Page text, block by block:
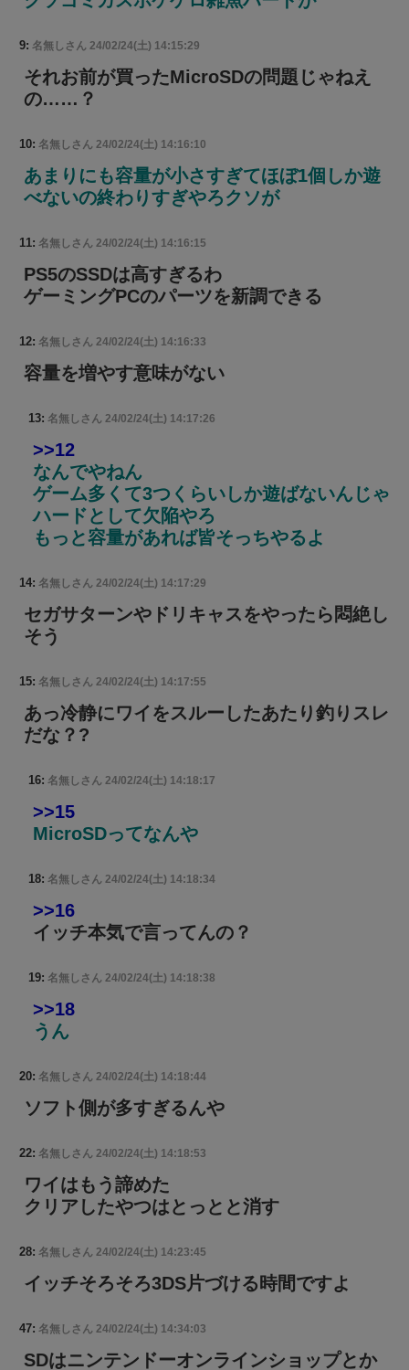
9: 名無しさん 24/02/24(土) 14:15:29
それお前が買ったMicroSDの問題じゃねえ
の……？
10: 名無しさん 24/02/24(土) 14:16:10
あまりにも容量が小さすぎてほぼ1個しか遊
べないの終わりすぎやろクソが
11: 名無しさん 24/02/24(土) 14:16:15
PS5のSSDは高すぎるわ
ゲーミングPCのパーツを新調できる
12: 名無しさん 24/02/24(土) 14:16:33
容量を増やす意味がない
13: 名無しさん 24/02/24(土) 14:17:26
>>12
なんでやねん
ゲーム多くて3つくらいしか遊ばないんじゃ
ハードとして欠陥やろ
もっと容量があれば皆そっちやるよ
14: 名無しさん 24/02/24(土) 14:17:29
セガサターンやドリキャスをやったら悶絶し
そう
15: 名無しさん 24/02/24(土) 14:17:55
あっ冷静にワイをスルーしたあたり釣りスレ
だな？?
16: 名無しさん 24/02/24(土) 14:18:17
>>15
MicroSDってなんや
18: 名無しさん 24/02/24(土) 14:18:34
>>16
イッチ本気で言ってんの？
19: 名無しさん 24/02/24(土) 14:18:38
>>18
うん
20: 名無しさん 24/02/24(土) 14:18:44
ソフト側が多すぎるんや
22: 名無しさん 24/02/24(土) 14:18:53
ワイはもう諦めた
クリアしたやつはとっとと消す
28: 名無しさん 24/02/24(土) 14:23:45
イッチそろそろ3DS片づける時間ですよ
47: 名無しさん 24/02/24(土) 14:34:03
SDはニンテンドーオンラインショップとか